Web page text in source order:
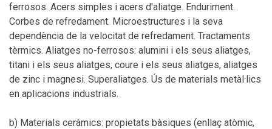
ferrosos. Acers simples i acers d'aliatge. Enduriment.
Corbes de refredament. Microestructures i la seva
dependència de la velocitat de refredament. Tractaments
tèrmics. Aliatges no-ferrosos: alumini i els seus aliatges,
titani i els seus aliatges, coure i els seus aliatges, aliatges
de zinc i magnesi. Superaliatges. Ús de materials metàl·lics
en aplicacions industrials.
b) Materials ceràmics: propietats bàsiques (enllaç atòmic,